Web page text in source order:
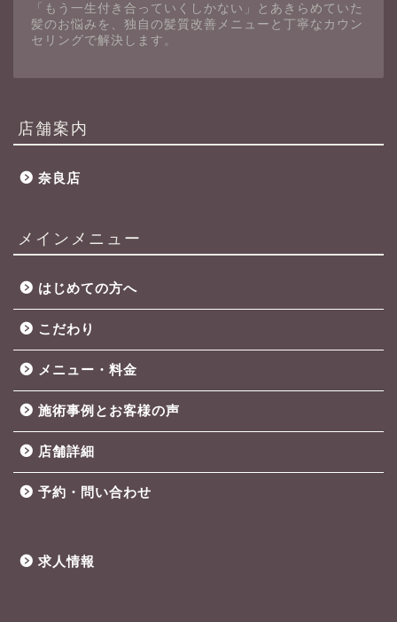
「もう一生付き合っていくしかない」とあきらめていた
髪のお悩みを、独自の髪質改善メニューと丁寧なカウン
セリングで解決します。
店舗案内
奈良店
メインメニュー
はじめての方へ
こだわり
メニュー・料金
施術事例とお客様の声
店舗詳細
予約・問い合わせ
求人情報